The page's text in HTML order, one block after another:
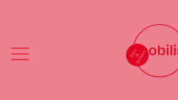
Menu
principal
Menu